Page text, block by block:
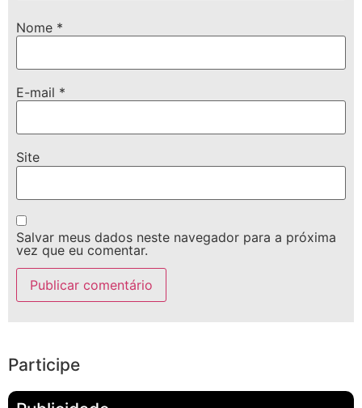
Nome *
E-mail *
Site
Salvar meus dados neste navegador para a próxima
vez que eu comentar.
Participe